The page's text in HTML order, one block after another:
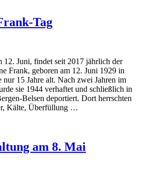
Tag
12. Juni, findet seit 2017 jährlich der
Frank, geboren am 12. Juni 1929 in
15 Jahre alt. Nach zwei Jahren im
sie 1944 verhaftet und schließlich in
Belsen deportiert. Dort herrschten
Kälte, Überfüllung …
am 8. Mai